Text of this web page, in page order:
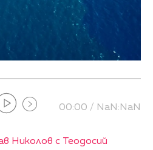
00:00 / NaN:NaN
Николов с Теодосий